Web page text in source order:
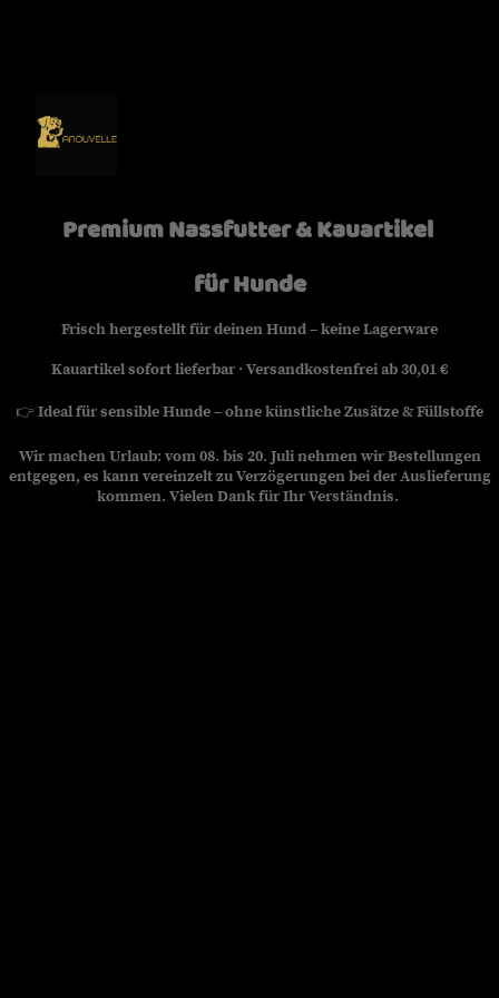
Premium Nassfutter & Kauartikel
für Hunde
Frisch hergestellt für deinen Hund – keine Lagerware
Kauartikel sofort lieferbar · Versandkostenfrei ab 30,01 €
👉Ideal für sensible Hunde – ohne künstliche Zusätze & Füllstoffe
Wir machen Urlaub: vom 08. bis 20. Juli nehmen wir Bestellungen
entgegen, es kann vereinzelt zu Verzögerungen bei der Auslieferung
kommen. Vielen Dank für Ihr Verständnis.